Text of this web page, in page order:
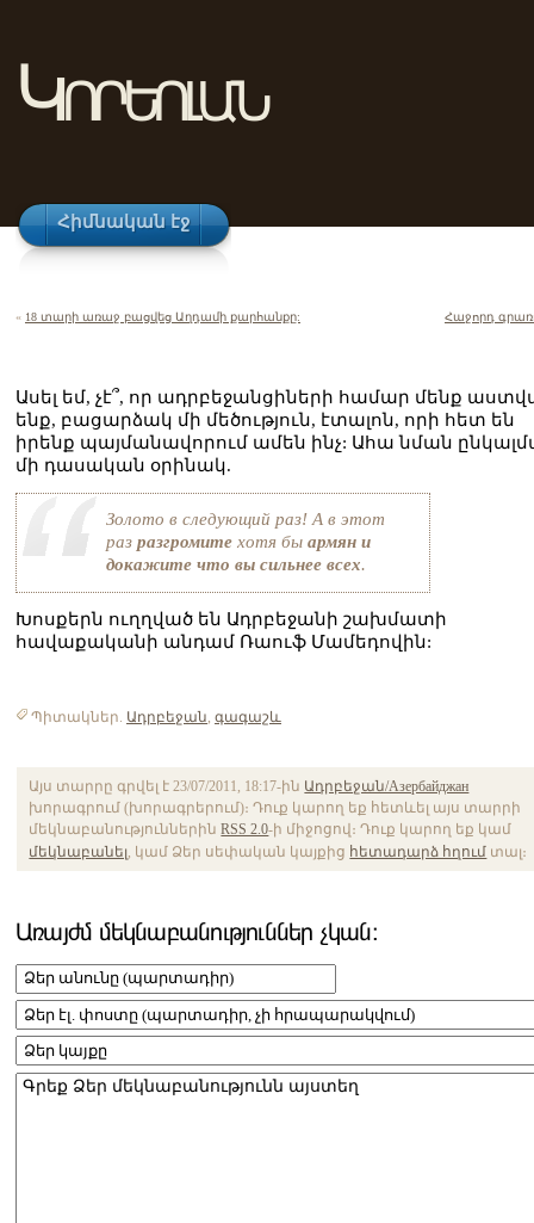
Կորեոլան
Հիմնական էջ
« 18 տարի առաջ բացվեց Աղդամի քարհանքը: Հաջորդ
Ասել եմ, չէ՞, որ ադրբեջանցիների համար մենք
ենք, բացարձակ մի մեծություն, էտալոն, որի հետ են
իրենք պայմանավորում ամեն ինչ: Ահա նման
մի դասական օրինակ.
Золото в следующий раз! А в этот
раз разгромите хотя бы армян и
докажите что вы сильнее всех.
Խոսքերն ուղղված են Ադրբեջանի շախմատի
հավաքականի անդամ Ռաուֆ Մամեդովին:
Պիտակներ. Ադրբեջան, գագաշև
Այս տարրը գրվել է 23/07/2011, 18:17-ին Ադրբեջան/Азербайджан
խորագրում (խորագրերում)։ Դուք կարող եք հետևել այս տարրի
մեկնաբանություններինRSS 2.0-ի միջոցով։ Դուք կարող եք կամ
մեկնաբանել , կամ Ձեր սեփական կայքից հետադարձ հղում տալ։
Առայժմ մեկնաբանություններ չկան։